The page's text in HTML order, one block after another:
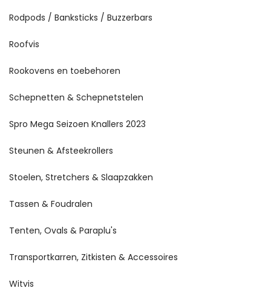
Rodpods / Banksticks / Buzzerbars
Roofvis
Rookovens en toebehoren
Schepnetten & Schepnetstelen
Spro Mega Seizoen Knallers 2023
Steunen & Afsteekrollers
Stoelen, Stretchers & Slaapzakken
Tassen & Foudralen
Tenten, Ovals & Paraplu's
Transportkarren, Zitkisten & Accessoires
Witvis